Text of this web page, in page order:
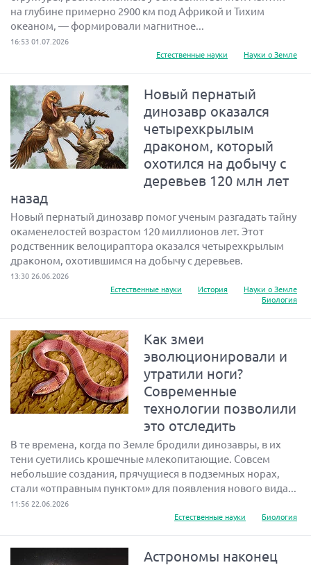
на глубине примерно 2900 км под Африкой и Тихим
океаном, — формировали магнитное...
16:53 01.07.2026
Естественные науки
Науки о Земле
Новый пернатый
динозавр оказался
четырехкрылым
драконом, который
охотился на добычу с
деревьев 120 млн лет
назад
Новый пернатый динозавр помог ученым разгадать тайну
окаменелостей возрастом 120 миллионов лет. Этот
родственник велоцираптора оказался четырехкрылым
драконом, охотившимся на добычу с деревьев.
13:30 26.06.2026
Естественные науки
История
Науки о Земле
Биология
Как змеи
эволюционировали и
утратили ноги?
Современные
технологии позволили
это отследить
В те времена, когда по Земле бродили динозавры, в их
тени суетились крошечные млекопитающие. Совсем
небольшие создания, прячущиеся в подземных норах,
стали «отправным пунктом» для появления нового вида...
11:56 22.06.2026
Естественные науки
Биология
Астрономы наконец